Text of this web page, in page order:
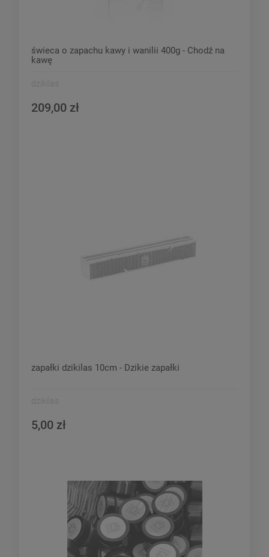
świeca o zapachu kawy i wanilii 400g - Chodź na
kawę
dzikilas
209,00 zł
zapałki dzikilas 10cm - Dzikie zapałki
dzikilas
5,00 zł